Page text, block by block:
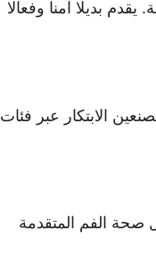
بديلا آمنا وفعالا
الابتكار عبر فئات
صحة الفم المتقدمة